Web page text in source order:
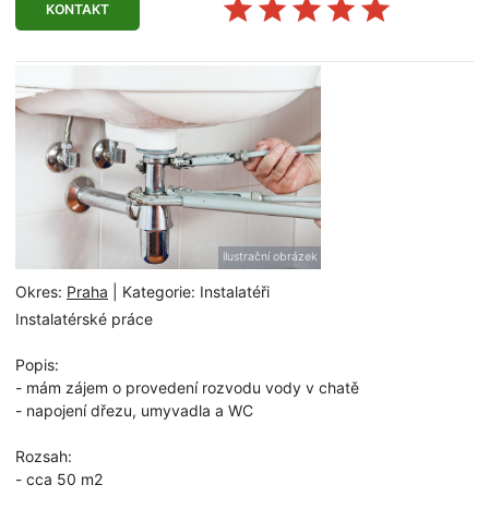
KONTAKT
Okres: Praha | Kategorie: Instalatéři
Instalatérské práce
Popis:
- mám zájem o provedení rozvodu vody v chatě
- napojení dřezu, umyvadla a WC
Rozsah:
- cca 50 m2
ilustrační obrázek